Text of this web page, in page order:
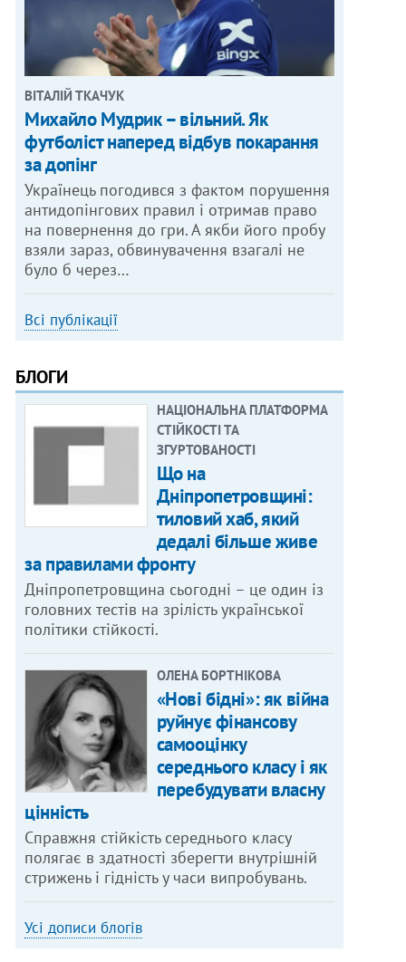
ВІТАЛІЙ ТКАЧУК
Михайло Мудрик – вільний. Як
футболіст наперед відбув покарання
за допінг
Українець погодився з фактом порушення
антидопінгових правил і отримав право
на повернення до гри. А якби його пробу
взяли зараз, обвинувачення взагалі не
було б через…
Всі публікації
БЛОГИ
НАЦІОНАЛЬНА ПЛАТФОРМА
СТІЙКОСТІ ТА
ЗГУРТОВАНОСТІ
Що на
Дніпропетровщині:
тиловий хаб, який
дедалі більше живе
за правилами фронту
Дніпропетровщина сьогодні – це один із
головних тестів на зрілість української
політики стійкості.
ОЛЕНА БОРТНІКОВА
«Нові бідні»: як війна
руйнує фінансову
самооцінку
середнього класу і як
перебудувати власну
цінність
Справжня стійкість середнього класу
полягає в здатності зберегти внутрішній
стрижень і гідність у часи випробувань.
Усі дописи блогів